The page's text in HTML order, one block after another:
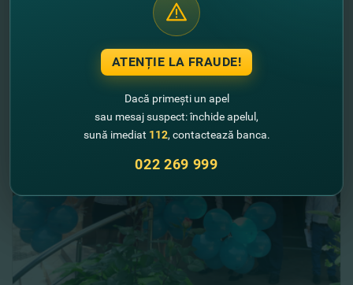
ATENȚIE LA FRAUDE!
Dacă primești un apel
sau mesaj suspect: închide apelul,
sună imediat 112, contactează banca.
022 269 999